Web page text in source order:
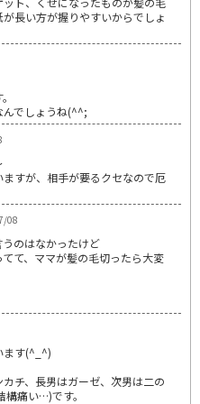
長い方が握りやすいからでしょ
んでしょうね(^^;
すが、相手が要るクセなので厄
08
のはなかったけど
て、ママが髪の毛切ったら大変
ます(^_^)
チ、長男はガーゼ、次男は二の
痛い…)です。